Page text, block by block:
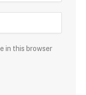
in this browser